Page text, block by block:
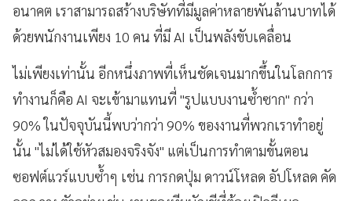
อนาคต เราสามารถสร้างบริษัทที่มีมูลค่าหลายพันล้านบาทได้
ด้วยพนักงานเพียง 10 คน ที่มี AI เป็นพลังขับเคลื่อน
ไม่เพียงเท่านั้น อีกหนึ่งภาพที่เห็นชัดเจนมากขึ้นในโลกการ
ทำงานก็คือ AI จะเข้ามาแทนที่ "รูปแบบงานซ้ำซาก" กว่า
90% ในปัจจุบันนี้พบว่ากว่า 90% ของงานที่พวกเราทำอยู่
นั้น "ไม่ได้ใช้หัวสมองจริงจัง" แต่เป็นการทำตามขั้นตอน
ซอฟต์แวร์แบบซ้ำๆ เช่น การกดปุ่ม ดาวน์โหลด อัปโหลด คัด